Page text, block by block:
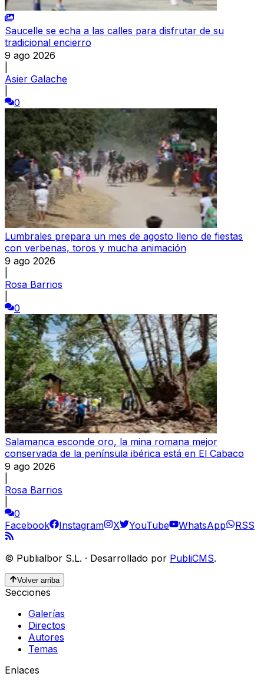
Saucelle se echa a las calles para disfrutar de su
tradicional encierro
9 ago 2026
Asier Galache
0
Lumbrales prepara un mes de agosto lleno de fiestas
con verbenas, toros y mucha animación
9 ago 2026
Rosa Barrios
0
Salamanca esconde oro, la mina romana mejor
conservada de la península ibérica está en El Cabaco
9 ago 2026
Rosa Barrios
0
Facebook
Instagram X YouTube WhatsApp RSS
© Publialbor S.L. · Desarrollado por PubliCMS.
Volver arriba
Secciones
Galerías
Directos
Autores
Temas
Enlaces